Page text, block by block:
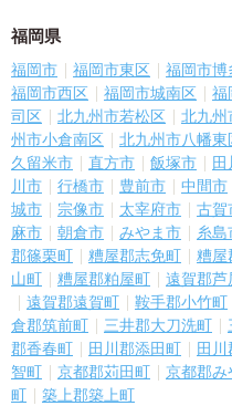
福岡県
福岡市 福岡市東区 福岡市博
福岡市西区
福岡市城南区 福
司区
北九州市若松区 北九州
州市小倉南区
北九州市八幡東
久留米市
直方市 飯塚市 田
川市
行橋市 豊前市 中間市
城市
宗像市 太宰府市 古賀
麻市
朝倉市 みやま市 糸島
郡篠栗町
糟屋郡志免町 糟屋
山町
糟屋郡粕屋町 遠賀郡芦
遠賀郡遠賀町
鞍手郡小竹町
倉郡筑前町
三井郡大刀洗町
郡香春町
田川郡添田町 田
智町
京都郡苅田町 京都郡み
町
築上郡築上町